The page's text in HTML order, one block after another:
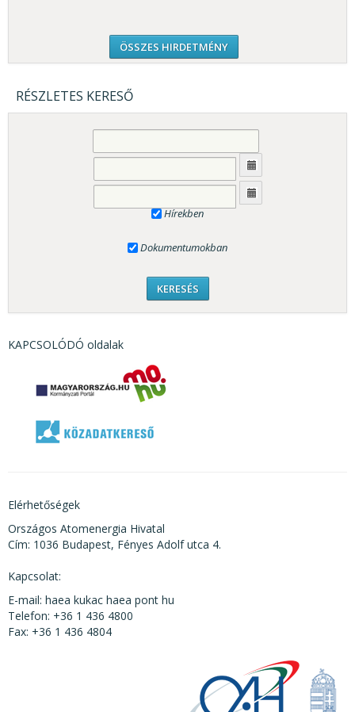
ÖSSZES HIRDETMÉNY
RÉSZLETES KERESŐ
Hírekben
Dokumentumokban
KAPCSOLÓDÓ oldalak
Elérhetőségek
Országos Atomenergia Hivatal
Cím: 1036 Budapest, Fényes Adolf utca 4.
Kapcsolat:
E-mail: haea kukac haea pont hu
Telefon: +36 1 436 4800
Fax: +36 1 436 4804